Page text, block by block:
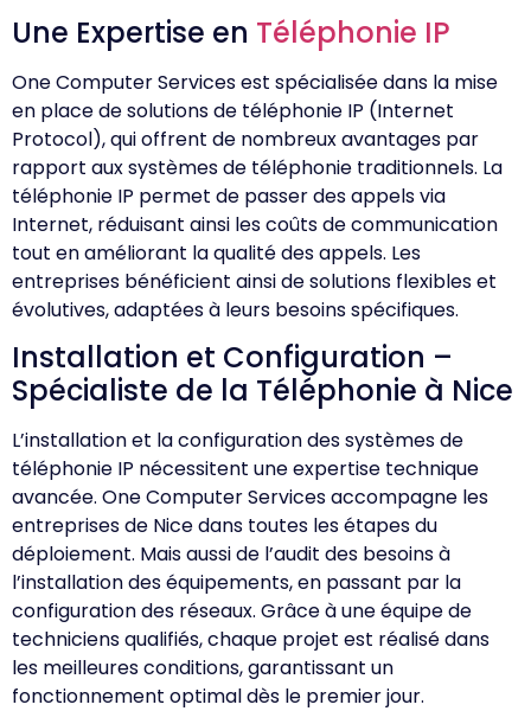
Une Expertise en Téléphonie IP
One Computer Services est spécialisée dans la mise
en place de solutions de téléphonie IP (Internet
Protocol), qui offrent de nombreux avantages par
rapport aux systèmes de téléphonie traditionnels. La
téléphonie IP permet de passer des appels via
Internet, réduisant ainsi les coûts de communication
tout en améliorant la qualité des appels. Les
entreprises bénéficient ainsi de solutions flexibles et
évolutives, adaptées à leurs besoins spécifiques.
Installation et Configuration –
Spécialiste de la Téléphonie à Nice
L’installation et la configuration des systèmes de
téléphonie IP nécessitent une expertise technique
avancée. One Computer Services accompagne les
entreprises de Nice dans toutes les étapes du
déploiement. Mais aussi de l’audit des besoins à
l’installation des équipements, en passant par la
configuration des réseaux. Grâce à une équipe de
techniciens qualifiés, chaque projet est réalisé dans
les meilleures conditions, garantissant un
fonctionnement optimal dès le premier jour.